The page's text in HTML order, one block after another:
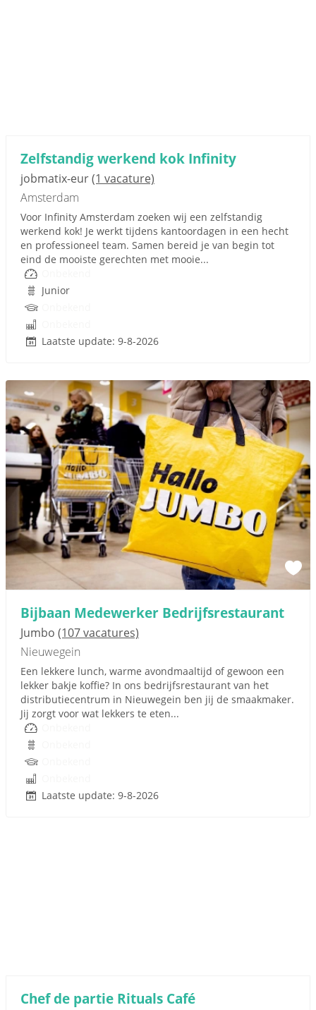
Zelfstandig werkend kok Infinity
jobmatix-eur(1 vacature)
Amsterdam
Voor Infinity Amsterdam zoeken wij een zelfstandig
werkend kok! Je werkt tijdens kantoordagen in een hecht
en professioneel team. Samen bereid je van begin tot
eind de mooiste gerechten met mooie...
Junior
Laatste update: 9-8-2026
Bijbaan Medewerker Bedrijfsrestaurant
Jumbo (107 vacatures)
Nieuwegein
Een lekkere lunch, warme avondmaaltijd of gewoon een
lekker bakje koffie? In ons bedrijfsrestaurant van het
distributiecentrum in Nieuwegein ben jij de smaakmaker.
Jij zorgt voor wat lekkers te eten...
Laatste update: 9-8-2026
Chef de partie Rituals Café